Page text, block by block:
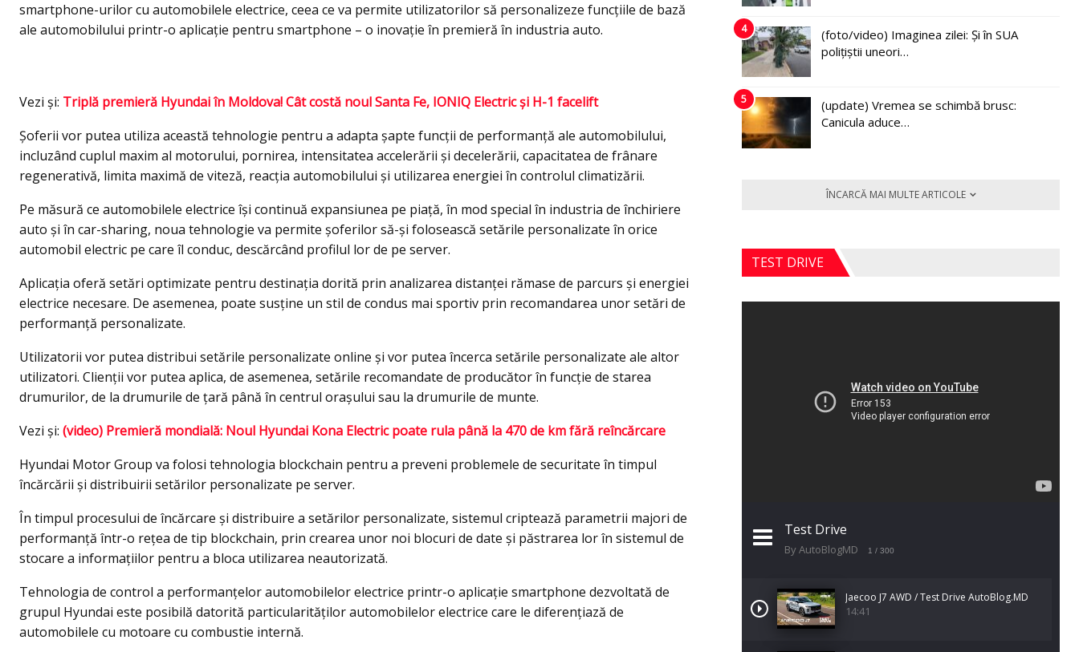
smartphone-urilor cu automobilele electrice, ceea ce va permite utilizatorilor să personalizeze funcțiile de bază
ale automobilului printr-o aplicație pentru smartphone – o inovație în premieră în industria auto.
Vezi şi: Triplă premieră Hyundai în Moldova! Cât costă noul Santa Fe, IONIQ Electric şi H-1 facelift
Șoferii vor putea utiliza această tehnologie pentru a adapta șapte funcții de performanță ale automobilului,
incluzând cuplul maxim al motorului, pornirea, intensitatea accelerării și decelerării, capacitatea de frânare
regenerativă, limita maximă de viteză, reacţia automobilului și utilizarea energiei în controlul climatizării.
Pe măsură ce automobilele electrice își continuă expansiunea pe piață, în mod special în industria de închiriere
auto și în car-sharing, noua tehnologie va permite șoferilor să-și folosească setările personalizate în orice
automobil electric pe care îl conduc, descărcând profilul lor de pe server.
Aplicația oferă setări optimizate pentru destinația dorită prin analizarea distanței rămase de parcurs și energiei
electrice necesare. De asemenea, poate susține un stil de condus mai sportiv prin recomandarea unor setări de
performanță personalizate.
Utilizatorii vor putea distribui setările personalizate online și vor putea încerca setările personalizate ale altor
utilizatori. Clienții vor putea aplica, de asemenea, setările recomandate de producător în funcție de starea
drumurilor, de la drumurile de țară până în centrul orașului sau la drumurile de munte.
Vezi şi: (video) Premieră mondială: Noul Hyundai Kona Electric poate rula până la 470 de km fără reîncărcare
Hyundai Motor Group va folosi tehnologia blockchain pentru a preveni problemele de securitate în timpul
încărcării și distribuirii setărilor personalizate pe server.
În timpul procesului de încărcare și distribuire a setărilor personalizate, sistemul criptează parametrii majori de
performanță într-o rețea de tip blockchain, prin crearea unor noi blocuri de date și păstrarea lor în sistemul de
stocare a informațiilor pentru a bloca utilizarea neautorizată.
Tehnologia de control a performanțelor automobilelor electrice printr-o aplicație smartphone dezvoltată de
grupul Hyundai este posibilă datorită particularităților automobilelor electrice care le diferențiază de
automobilele cu motoare cu combustie internă.
4
(foto/video) Imaginea zilei: Și în SUA
polițiștii uneori…
5
(update) Vremea se schimbă brusc:
Canicula aduce…
ÎNCARCĂ MAI MULTE ARTICOLE
TEST DRIVE
Test Drive
By AutoBlogMD 1 / 300
Jaecoo J7 AWD / Test Drive AutoBlog.MD
14:41